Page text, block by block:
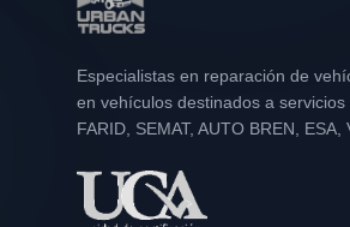
Especialistas en reparación de
en vehículos destinados a servicios
FARID, SEMAT, AUTO BREN,